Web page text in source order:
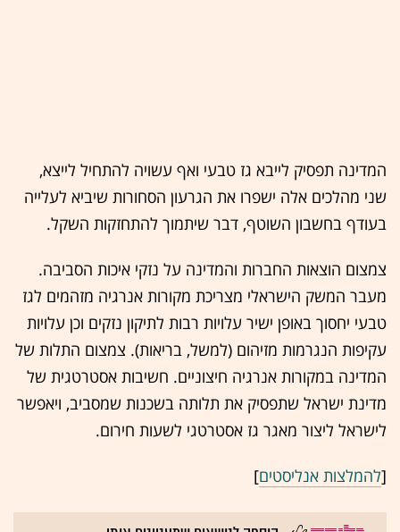
המדינה תפסיק לייבא גז טבעי ואף עשויה להתחיל לייצא,
שני מהלכים אלה ישפרו את הגרעון הסחורות שיביא לעלייה
בעודף בחשבון השוטף, דבר שיתמוך להתחזקות השקל.
צמצום הוצאות החברות והמדינה על נזקי איכות הסביבה.
מעבר המשק הישראלי מצריכת מקורות אנרגיה מזהמים לגז
טבעי יחסוך באופן ישיר עלויות רבות לתיקון נזקים וכן עלויות
עקיפות הנגרמות מזיהום (למשל, בריאות). צמצום התלות של
המדינה במקורות אנרגיה חיצוניים. חשיבות אסטרטגית של
מדינת ישראל שתפסיק את תלותה בשכנות שמסביב, ויאפשר
לישראל ליצור מאגר גז אסטרטגי לשעות חירום.
[להמלצות אנליסטים]